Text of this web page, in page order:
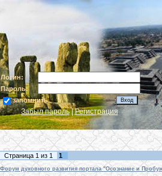
Логин:
Пароль:
запомнить
Забыл пароль|Регистрация
Страница 1 из 1 1
Форум духовного развития портала "Осознание и